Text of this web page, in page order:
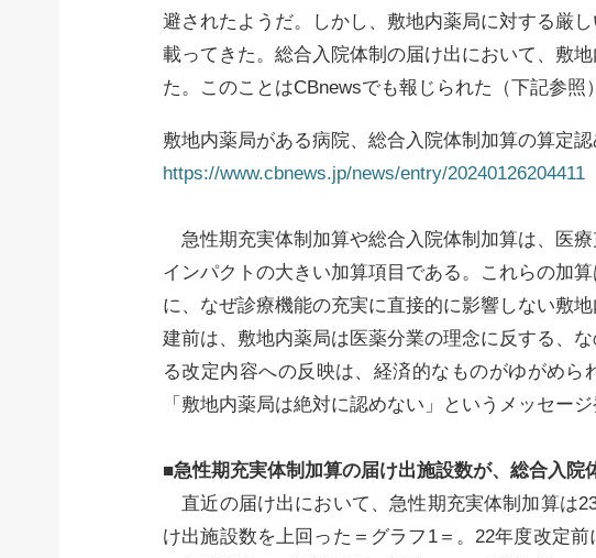
避されたようだ。しかし、敷地内薬局に対する厳
載ってきた。総合入院体制の届け出において、敷
た。このことはCBnewsでも報じられた（下記参照
敷地内薬局がある病院、総合入院体制加算の算定
https://www.cbnews.jp/news/entry/20240126204411
急性期充実体制加算や総合入院体制加算は、医
インパクトの大きい加算項目である。これらの加
に、なぜ診療機能の充実に直接的に影響しない敷
建前は、敷地内薬局は医薬分業の理念に反する、
る改定内容への反映は、経済的なものがゆがめ
「敷地内薬局は絶対に認めない」というメッセー
■急性期充実体制加算の届け出施設数が、総合入院
直近の届け出において、急性期充実体制加算は
け出施設数を上回った＝グラフ1＝。22年度改定